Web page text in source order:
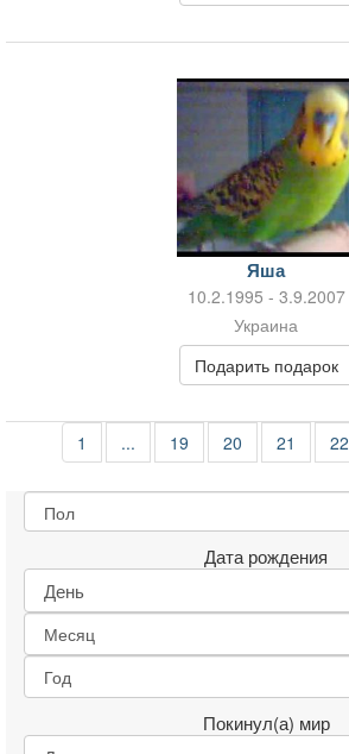
Яша
10.2.1995 - 3.9.2007
Украина
Подарить подарок
1 ... 19 20 21 22
Дата рождения
Покинул(а) мир